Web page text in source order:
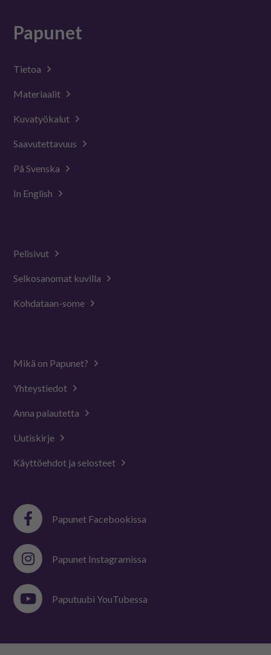
Papunet
Tietoa
Materiaalit
Kuvatyökalut
Saavutettavuus
På Svenska
In English
Pelisivut
Selkosanomat kuvilla
Kohdataan-some
Mikä on Papunet?
Yhteystiedot
Anna palautetta
Uutiskirje
Käyttöehdot ja selosteet
Papunet Facebookissa
Papunet Instagramissa
Paputuubi YouTubessa